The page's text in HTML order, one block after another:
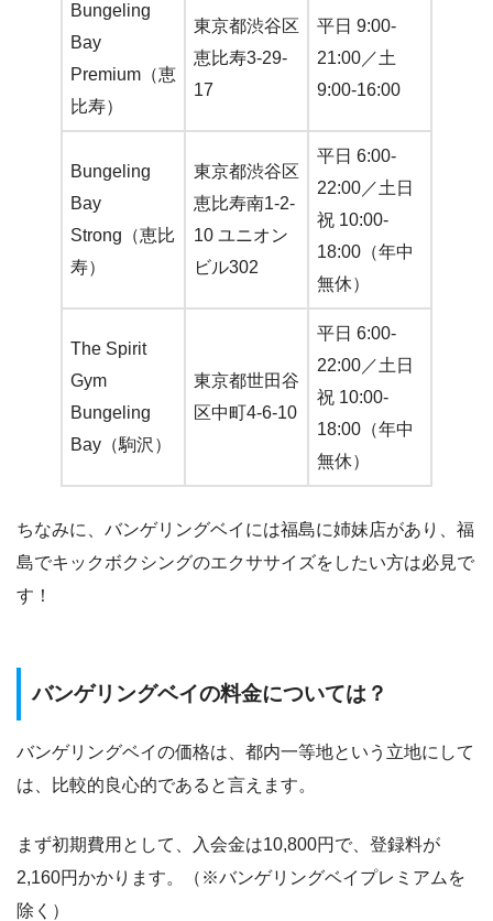
Bungeling
Bay
Premium（恵
比寿）
東京都渋谷区
恵比寿3-29-
17
平日 9:00-
21:00／土
9:00-16:00
Bungeling
Bay
Strong（恵比
寿）
東京都渋谷区
恵比寿南1-2-
10 ユニオン
ビル302
平日 6:00-
22:00／土日
祝 10:00-
18:00（年中
無休）
The Spirit
Gym
Bungeling
Bay（駒沢）
東京都世田谷
区中町4-6-10
平日 6:00-
22:00／土日
祝 10:00-
18:00（年中
無休）
ちなみに、バンゲリングベイには福島に姉妹店があり、福
島でキックボクシングのエクササイズをしたい方は必見で
す！
バンゲリングベイの料金については？
バンゲリングベイの価格は、都内一等地という立地にして
は、比較的良心的であると言えます。
まず初期費用として、入会金は10,800円で、登録料が
2,160円かかります。（※バンゲリングベイプレミアムを
除く）